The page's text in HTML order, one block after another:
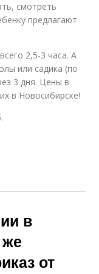
смотреть
предлагают
2,5-3 часа. А
или садика (по
3 дня. Цены в
в Новосибирске!
в
от